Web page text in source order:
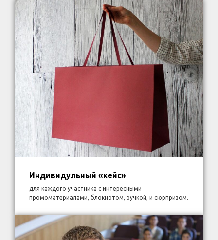
Индивидульный «кейс»
для каждого участника с интересными
промоматериалами, блокнотом, ручкой, и сюрпризом.